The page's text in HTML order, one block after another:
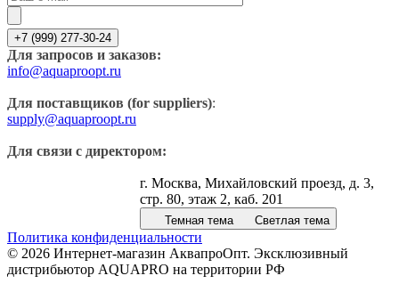
+7 (999) 277-30-24
Для запросов и заказов:
info@aquaproopt.ru
Для поставщиков (for suppliers):
supply@aquaproopt.ru
Для связи с директором:
г. Москва, Михайловский проезд, д. 3,
стр. 80, этаж 2, каб. 201
Темная тема Светлая тема
Политика конфиденциальности
© 2026 Интернет-магазин АквапроОпт. Эксклюзивный
дистрибьютор AQUAPRO на территории РФ